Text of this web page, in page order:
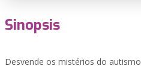
Sinopsis
Desvende os mistérios do